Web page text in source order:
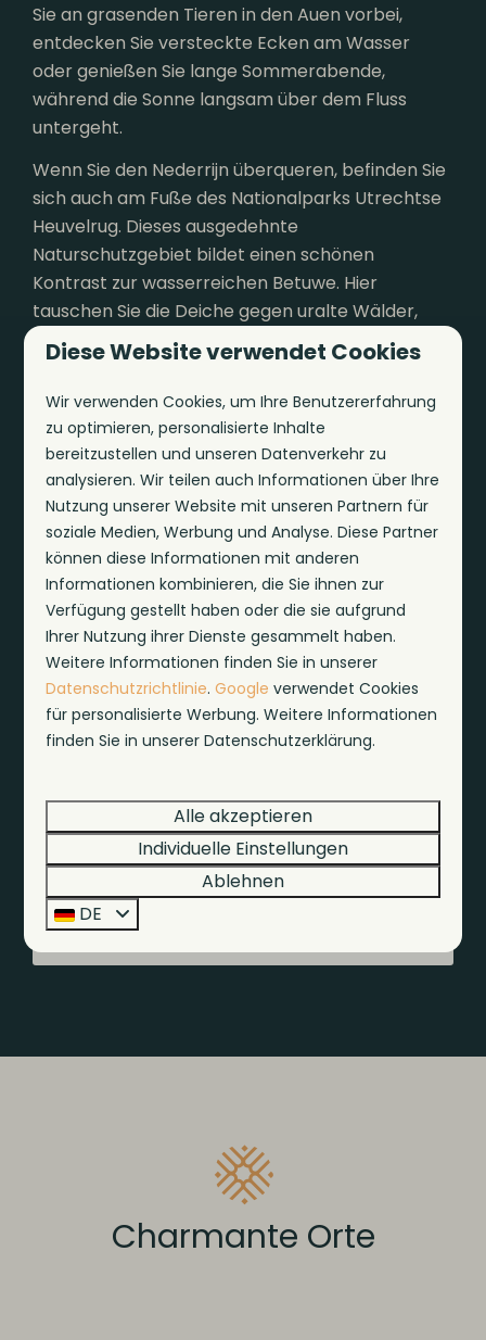
Sie an grasenden Tieren in den Auen vorbei,
entdecken Sie versteckte Ecken am Wasser
oder genießen Sie lange Sommerabende,
während die Sonne langsam über dem Fluss
untergeht.
Wenn Sie den Nederrijn überqueren, befinden Sie
sich auch am Fuße des Nationalparks Utrechtse
Heuvelrug. Dieses ausgedehnte
Naturschutzgebiet bildet einen schönen
Kontrast zur wasserreichen Betuwe. Hier
tauschen Sie die Deiche gegen uralte Wälder,
hügelige Moore und historische Gutshöfe. Ob Sie
nun mit dem Mountainbike auf anspruchsvollen
Pfaden unterwegs sind, Wildtiere beobachten
oder den Amerongse Berg besteigen möchten,
alles ist in Reichweite.
In Parknähe: 10km
Der Utrechtse Heuvelrug ist ein beliebtes Rad-
und Wandergebiet mit vielen schönen und
einzigartigen Orten, die Sie in Ihrem Urlaub
genießen können. Werden Sie die schönsten
Orte des Utrechtse Heuvelrug entdecken?
Charmante Orte
Diese Website verwendet Cookies
Wir verwenden Cookies, um Ihre Benutzererfahrung
zu optimieren, personalisierte Inhalte
bereitzustellen und unseren Datenverkehr zu
analysieren. Wir teilen auch Informationen über Ihre
Nutzung unserer Website mit unseren Partnern für
soziale Medien, Werbung und Analyse. Diese Partner
können diese Informationen mit anderen
Informationen kombinieren, die Sie ihnen zur
Verfügung gestellt haben oder die sie aufgrund
Ihrer Nutzung ihrer Dienste gesammelt haben.
Weitere Informationen finden Sie in unserer
Datenschutzrichtlinie.Google verwendet Cookies
für personalisierte Werbung. Weitere Informationen
finden Sie in unserer Datenschutzerklärung.
Alle akzeptieren
Individuelle Einstellungen
Ablehnen
DE